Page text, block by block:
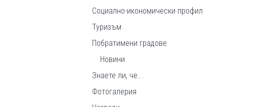
Социално-икономически профил
Туризъм
Побратимени градове
Новини
Знаете ли, че...
Фотогалерия